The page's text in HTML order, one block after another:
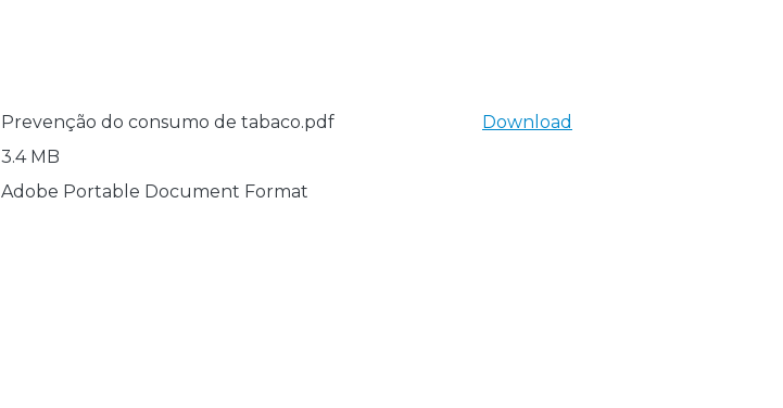
Prevenção do consumo de tabaco.pdf
3.4 MB
Adobe Portable Document Format
Download